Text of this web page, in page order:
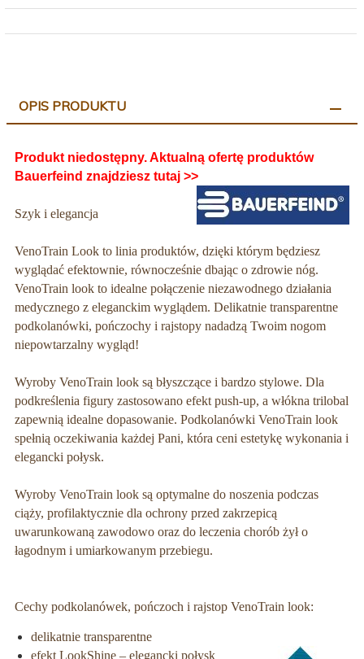
OPIS PRODUKTU
Produkt niedostępny. Aktualną ofertę produktów
Bauerfeind znajdziesz tutaj >>
Szyk i elegancja
VenoTrain Look to linia produktów, dzięki którym będziesz
wyglądać efektownie, równocześnie dbając o zdrowie nóg.
VenoTrain look to idealne połączenie niezawodnego działania
medycznego z eleganckim wyglądem. Delikatnie transparentne
podkolanówki, pończochy i rajstopy nadadzą Twoim nogom
niepowtarzalny wygląd!
Wyroby VenoTrain look są błyszczące i bardzo stylowe. Dla
podkreślenia figury zastosowano efekt push-up, a włókna trilobal
zapewnią idealne dopasowanie. Podkolanówki VenoTrain look
spełnią oczekiwania każdej Pani, która ceni estetykę wykonania i
elegancki połysk.
Wyroby VenoTrain look są optymalne do noszenia podczas
ciąży, profilaktycznie dla ochrony przed zakrzepicą
uwarunkowaną zawodowo oraz do leczenia chorób żył o
łagodnym i umiarkowanym przebiegu.
Cechy podkolanówek, pończoch i rajstop VenoTrain look:
delikatnie transparentne
efekt LookShine – elegancki połysk